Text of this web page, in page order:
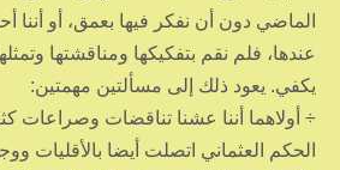
الماضي دون أن نفكر فيها بعمق، أو أننا
عندها، فلم نقم بتفكيكها ومناقشتها
يكفي. يعود ذلك إلى مسألتين مهمتين:
÷ أولاهما أننا عشنا تناقضات وصراعات
الحكم العثماني اتصلت أيضا بالأقليات